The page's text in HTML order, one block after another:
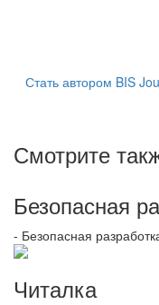
Стать автором BIS
Смотрите
Безопасная
- Безопасная
Читалка